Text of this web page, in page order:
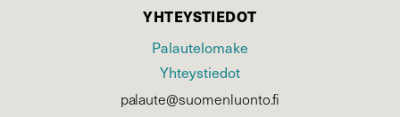
YHTEYSTIEDOT
Palautelomake
Yhteystiedot
palaute@suomenluonto.fi